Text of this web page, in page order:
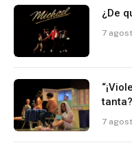
¿De
7
tanta?
7